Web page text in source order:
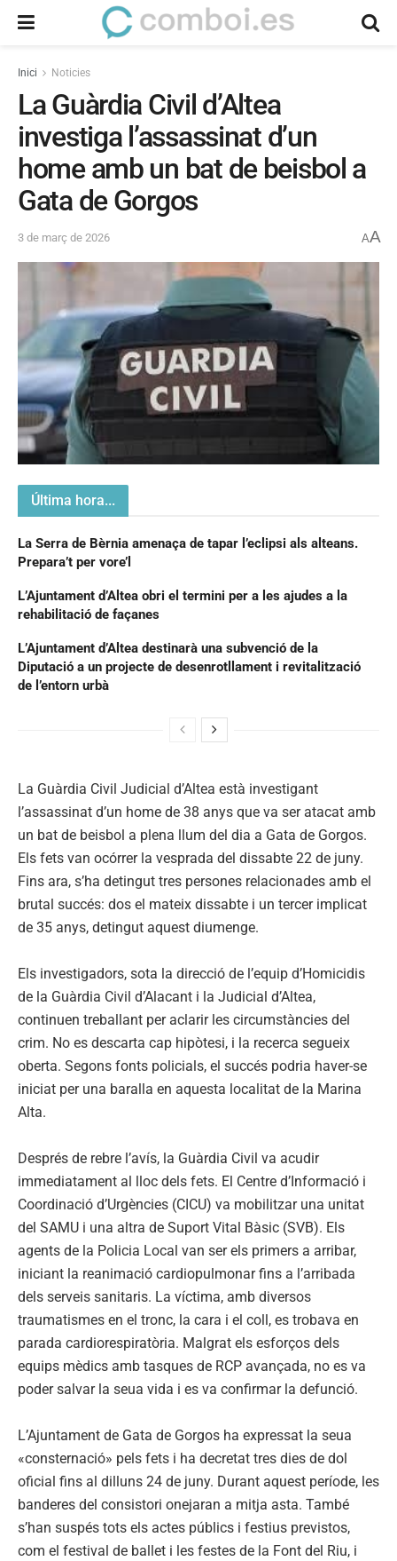
Inici Noticies
La Guàrdia Civil d’Altea
investiga l’assassinat d’un
home amb un bat de beisbol a
Gata de Gorgos
3 de març de 2026 AA
Última hora...
La Serra de Bèrnia amenaça de tapar l’eclipsi als alteans.
Prepara’t per vore’l
L’Ajuntament d’Altea obri el termini per a les ajudes a la
rehabilitació de façanes
L’Ajuntament d’Altea destinarà una subvenció de la
Diputació a un projecte de desenrotllament i revitalització
de l’entorn urbà
La Guàrdia Civil Judicial d’Altea està investigant
l’assassinat d’un home de 38 anys que va ser atacat amb
un bat de beisbol a plena llum del dia a Gata de Gorgos.
Els fets van ocórrer la vesprada del dissabte 22 de juny.
Fins ara, s’ha detingut tres persones relacionades amb el
brutal succés: dos el mateix dissabte i un tercer implicat
de 35 anys, detingut aquest diumenge.
Els investigadors, sota la direcció de l’equip d’Homicidis
de la Guàrdia Civil d’Alacant i la Judicial d’Altea,
continuen treballant per aclarir les circumstàncies del
crim. No es descarta cap hipòtesi, i la recerca segueix
oberta. Segons fonts policials, el succés podria haver-se
iniciat per una baralla en aquesta localitat de la Marina
Alta.
Després de rebre l’avís, la Guàrdia Civil va acudir
immediatament al lloc dels fets. El Centre d’Informació i
Coordinació d’Urgències (CICU) va mobilitzar una unitat
del SAMU i una altra de Suport Vital Bàsic (SVB). Els
agents de la Policia Local van ser els primers a arribar,
iniciant la reanimació cardiopulmonar fins a l’arribada
dels serveis sanitaris. La víctima, amb diversos
traumatismes en el tronc, la cara i el coll, es trobava en
parada cardiorespiratòria. Malgrat els esforços dels
equips mèdics amb tasques de RCP avançada, no es va
poder salvar la seua vida i es va confirmar la defunció.
L’Ajuntament de Gata de Gorgos ha expressat la seua
«consternació» pels fets i ha decretat tres dies de dol
oficial fins al dilluns 24 de juny. Durant aquest període, les
banderes del consistori onejaran a mitja asta. També
s’han suspés tots els actes públics i festius previstos,
com el festival de ballet i les festes de la Font del Riu, i